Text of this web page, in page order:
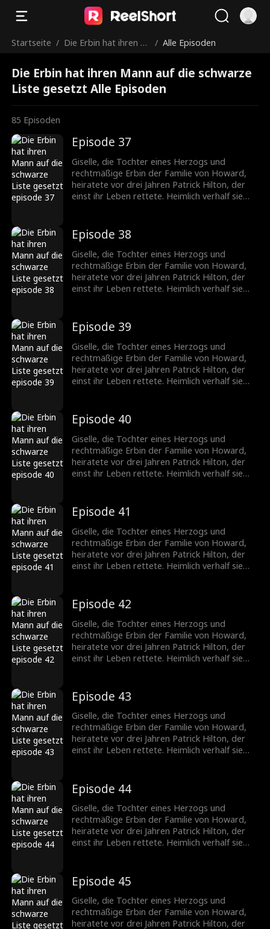
Startseite / Die Erbin hat ihren M
Liste gesetzt
/ Alle Episoden
Die Erbin hat ihren Mann auf die schwarze
Liste gesetzt Alle Episoden
85 Episoden
Episode 37
Giselle, die Tochter eines Herzogs und
rechtmäßige Erbin der Familie von Howard,
heiratete vor drei Jahren Patrick Hilton, der
einst ihr Leben rettete. Heimlich verhalf sie
verletzenden Kommentare von Becky trieben
die schwangere Giselle in die Verzweiflung. Sie
fordert die Scheidung. Patrick jedoch liebt nur
Giselle. Nach der Trennung erkennt er, wie
sehr er sie braucht, und setzt alles daran, sie
zurückzugewinnen.
Episode 38
Giselle, die Tochter eines Herzogs und
rechtmäßige Erbin der Familie von Howard,
heiratete vor drei Jahren Patrick Hilton, der
einst ihr Leben rettete. Heimlich verhalf sie
verletzenden Kommentare von Becky trieben
die schwangere Giselle in die Verzweiflung. Sie
fordert die Scheidung. Patrick jedoch liebt nur
Giselle. Nach der Trennung erkennt er, wie
sehr er sie braucht, und setzt alles daran, sie
zurückzugewinnen.
Episode 39
Giselle, die Tochter eines Herzogs und
rechtmäßige Erbin der Familie von Howard,
heiratete vor drei Jahren Patrick Hilton, der
einst ihr Leben rettete. Heimlich verhalf sie
verletzenden Kommentare von Becky trieben
die schwangere Giselle in die Verzweiflung. Sie
fordert die Scheidung. Patrick jedoch liebt nur
Giselle. Nach der Trennung erkennt er, wie
sehr er sie braucht, und setzt alles daran, sie
zurückzugewinnen.
Episode 40
Giselle, die Tochter eines Herzogs und
rechtmäßige Erbin der Familie von Howard,
heiratete vor drei Jahren Patrick Hilton, der
einst ihr Leben rettete. Heimlich verhalf sie
verletzenden Kommentare von Becky trieben
die schwangere Giselle in die Verzweiflung. Sie
fordert die Scheidung. Patrick jedoch liebt nur
Giselle. Nach der Trennung erkennt er, wie
sehr er sie braucht, und setzt alles daran, sie
zurückzugewinnen.
Episode 41
Giselle, die Tochter eines Herzogs und
rechtmäßige Erbin der Familie von Howard,
heiratete vor drei Jahren Patrick Hilton, der
einst ihr Leben rettete. Heimlich verhalf sie
verletzenden Kommentare von Becky trieben
die schwangere Giselle in die Verzweiflung. Sie
fordert die Scheidung. Patrick jedoch liebt nur
Giselle. Nach der Trennung erkennt er, wie
sehr er sie braucht, und setzt alles daran, sie
zurückzugewinnen.
Episode 42
Giselle, die Tochter eines Herzogs und
rechtmäßige Erbin der Familie von Howard,
heiratete vor drei Jahren Patrick Hilton, der
einst ihr Leben rettete. Heimlich verhalf sie
verletzenden Kommentare von Becky trieben
die schwangere Giselle in die Verzweiflung. Sie
fordert die Scheidung. Patrick jedoch liebt nur
Giselle. Nach der Trennung erkennt er, wie
sehr er sie braucht, und setzt alles daran, sie
zurückzugewinnen.
Episode 43
Giselle, die Tochter eines Herzogs und
rechtmäßige Erbin der Familie von Howard,
heiratete vor drei Jahren Patrick Hilton, der
einst ihr Leben rettete. Heimlich verhalf sie
verletzenden Kommentare von Becky trieben
die schwangere Giselle in die Verzweiflung. Sie
fordert die Scheidung. Patrick jedoch liebt nur
Giselle. Nach der Trennung erkennt er, wie
sehr er sie braucht, und setzt alles daran, sie
zurückzugewinnen.
Episode 44
Giselle, die Tochter eines Herzogs und
rechtmäßige Erbin der Familie von Howard,
heiratete vor drei Jahren Patrick Hilton, der
einst ihr Leben rettete. Heimlich verhalf sie
verletzenden Kommentare von Becky trieben
die schwangere Giselle in die Verzweiflung. Sie
fordert die Scheidung. Patrick jedoch liebt nur
Giselle. Nach der Trennung erkennt er, wie
sehr er sie braucht, und setzt alles daran, sie
Episode 45
Giselle, die Tochter eines Herzogs und
rechtmäßige Erbin der Familie von Howard,
heiratete vor drei Jahren Patrick Hilton, der